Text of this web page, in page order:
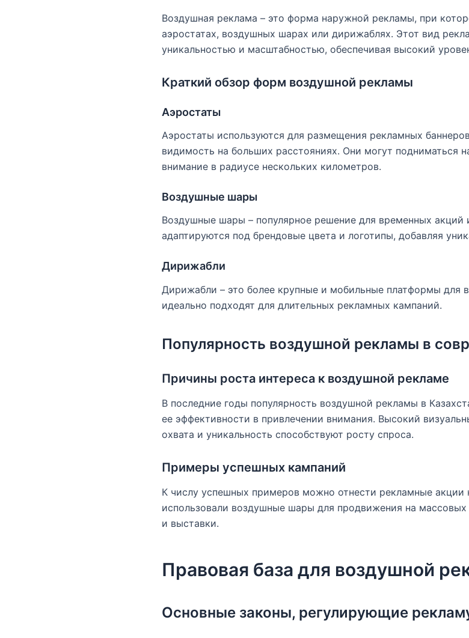
Воздушная реклама – это форма наружной рекламы, при
аэростатах, воздушных шарах или дирижаблях. Этот вид
уникальностью и масштабностью, обеспечивая высокий
Краткий обзор форм воздушной рекламы
Аэростаты
Аэростаты используются для размещения рекламных
видимость на больших расстояниях. Они могут подниматься
внимание в радиусе нескольких километров.
Воздушные шары
Воздушные шары – популярное решение для временных акций
адаптируются под брендовые цвета и логотипы, добавляя
Дирижабли
Дирижабли – это более крупные и мобильные платформы для
идеально подходят для длительных рекламных кампаний.
Популярность воздушной рекламы в
Причины роста интереса к воздушной рекламе
В последние годы популярность воздушной рекламы в
ее эффективности в привлечении внимания. Высокий
охвата и уникальность способствуют росту спроса.
Примеры успешных кампаний
К числу успешных примеров можно отнести рекламные акции
использовали воздушные шары для продвижения на
и выставки.
Правовая база для воздушной
Основные законы, регулирующие